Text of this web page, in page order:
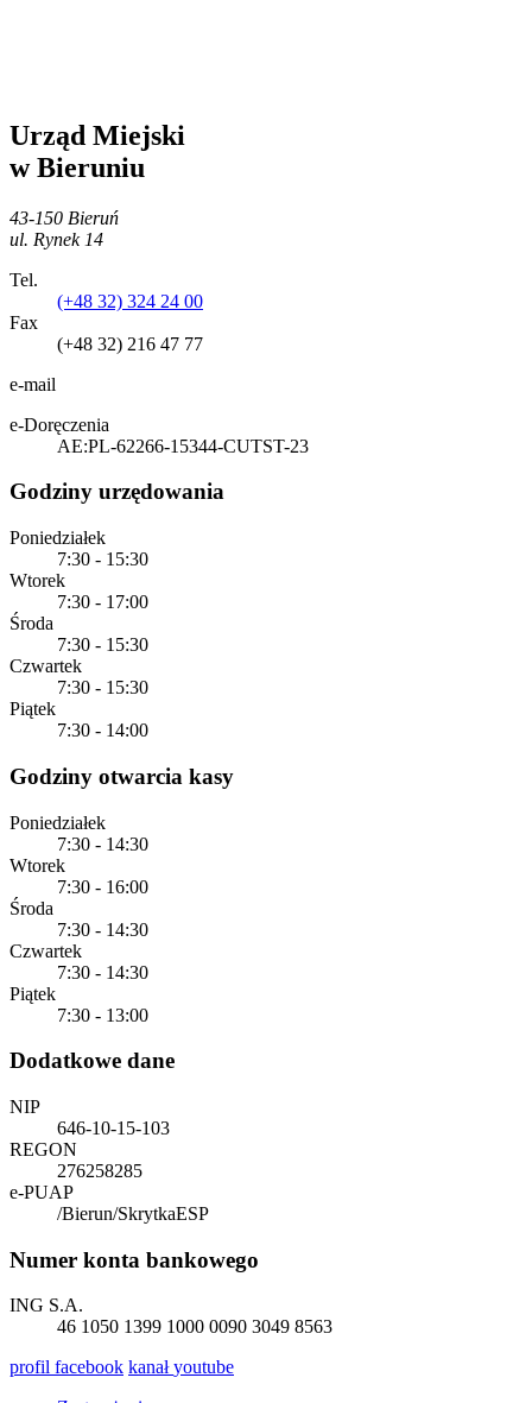
Urząd Miejski
w Bieruniu
43-150 Bieruń
ul. Rynek 14
Tel.
(+48 32) 324 24 00
Fax
(+48 32) 216 47 77
e-mail
e-Doręczenia
AE:PL-62266-15344-CUTST-23
Godziny urzędowania
Poniedziałek
7:30 - 15:30
Wtorek
7:30 - 17:00
Środa
7:30 - 15:30
Czwartek
7:30 - 15:30
Piątek
7:30 - 14:00
Godziny otwarcia kasy
Poniedziałek
7:30 - 14:30
Wtorek
7:30 - 16:00
Środa
7:30 - 14:30
Czwartek
7:30 - 14:30
Piątek
7:30 - 13:00
Dodatkowe dane
NIP
646-10-15-103
REGON
276258285
e-PUAP
/Bierun/SkrytkaESP
Numer konta bankowego
ING S.A.
46 1050 1399 1000 0090 3049 8563
profil facebook kanałyoutube